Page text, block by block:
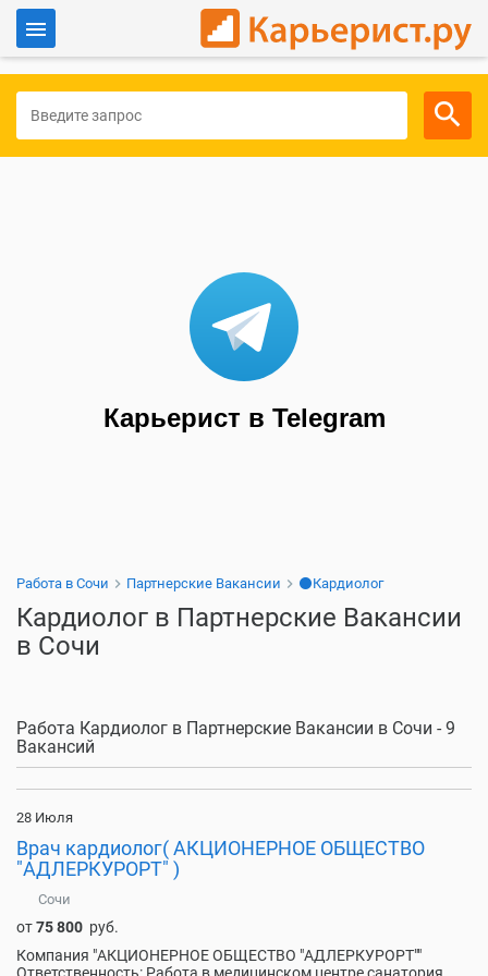
Для работодателей
Карьерист в Telegram
Работа в Сочи Партнерские Вакансии ⚫Кардиолог
Кардиолог в Партнерские Вакансии
в Сочи
Работа Кардиолог в Партнерские Вакансии в Сочи - 9
Вакансий
28 Июля
Врач кардиолог( АКЦИОНЕРНОЕ ОБЩЕСТВО
"АДЛЕРКУРОРТ" )
Сочи
от75 800 руб.
Компания "АКЦИОНЕРНОЕ ОБЩЕСТВО "АДЛЕРКУРОРТ""